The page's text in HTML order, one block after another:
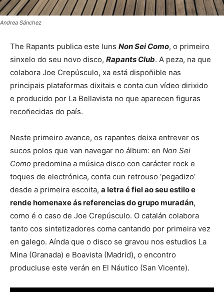
Andrea Sánchez
The Rapants publica este luns Non Sei Como, o primeiro
sinxelo do seu novo disco, Rapants Club. A peza, na que
colabora Joe Crepúsculo, xa está dispoñible nas
principais plataformas dixitais e conta cun vídeo dirixido
e producido por La Bellavista no que aparecen figuras
recoñecidas do país.
Neste primeiro avance, os rapantes deixa entrever os
sucos polos que van navegar no álbum: en Non Sei
Como predomina a música disco con carácter rock e
toques de electrónica, conta cun retrouso ‘pegadizo’
desde a primeira escoita, a letra é fiel ao seu estilo e
rende homenaxe ás referencias do grupo muradán,
como é o caso de Joe Crepúsculo. O catalán colabora
tanto cos sintetizadores coma cantando por primeira vez
en galego. Aínda que o disco se gravou nos estudios La
Mina (Granada) e Boavista (Madrid), o encontro
produciuse este verán en El Náutico (San Vicente).